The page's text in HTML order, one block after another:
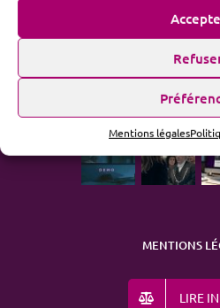
Mentions légales
MENTIONS
LIRE